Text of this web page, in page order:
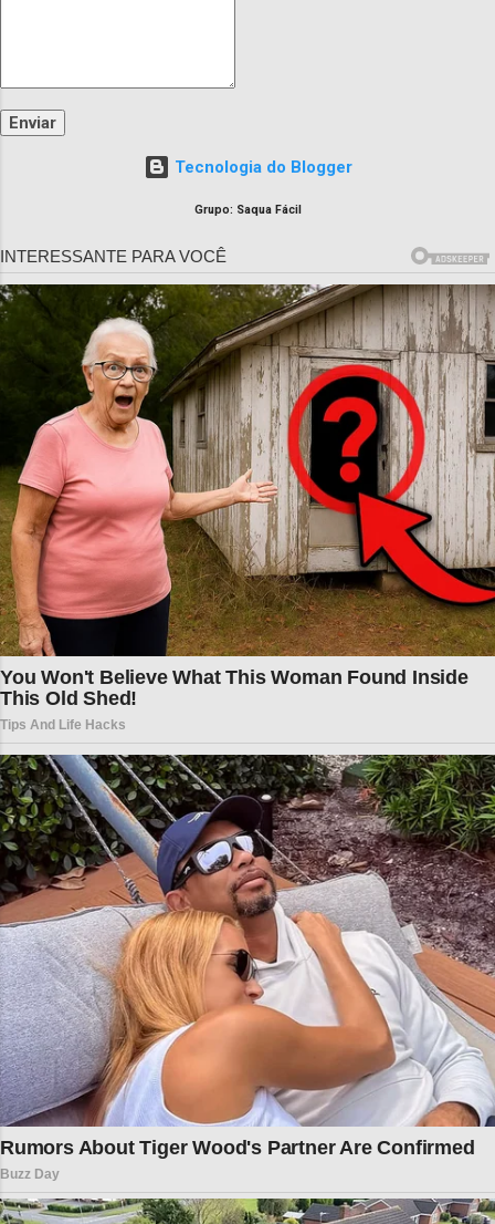
Tecnologia do Blogger
Grupo: Saqua Fácil